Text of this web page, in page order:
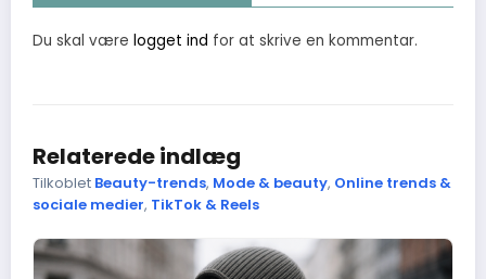
Du skal være logget ind for at skrive en kommentar.
Relaterede indlæg
Tilkoblet Beauty-trends, Mode & beauty, Online trends &
sociale medier, TikTok & Reels